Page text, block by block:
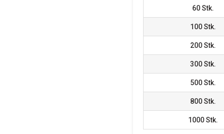
60Stk.
100Stk.
200Stk.
300Stk.
500Stk.
800Stk.
1000Stk.